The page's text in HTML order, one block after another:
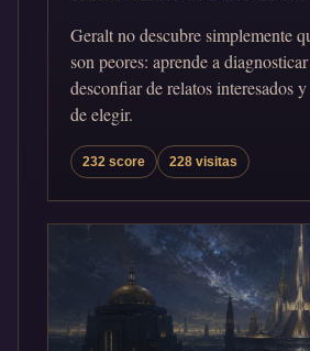
Geralt no descubre simplemente
son peores: aprende a
desconfiar de relatos interesados
de elegir.
232 score 228 visitas